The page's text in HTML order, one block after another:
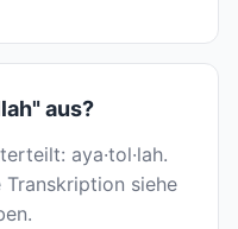
aus?
aya·tol·lah.
Transkription siehe